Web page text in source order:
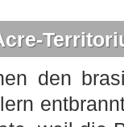
den